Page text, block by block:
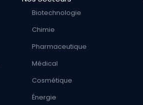
Biotechnologie
Chimie
Pharmaceutique
Médical
Cosmétique
Énergie